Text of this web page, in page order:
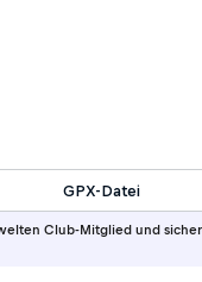
Club-Mitglied und
GPX-Datei